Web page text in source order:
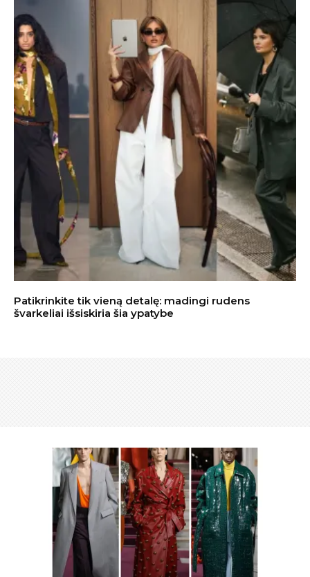
Patikrinkite tik vieną detalę: madingi rudens
švarkeliai išsiskiria šia ypatybe